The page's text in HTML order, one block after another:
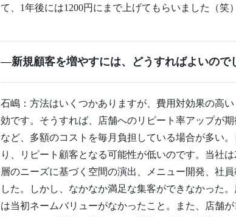
て、1年後には1200円にまで上げてもらいました（笑）
―新規顧客を増やすには、どうすればよいので
石嶋：方法はいくつかありますが、費用対効果の高
効です。そうすれば、店舗へのリピート率アップが
など、多額のコストを毎月負担している場合が多い
り、リピート顧客となる可能性が低いのです。当社
層のニーズに基づく空間の演出、メニュー開発、社
した。しかし、なかなか満足な集客ができなかった
は当初ネームバリューがなかったこと。また、店舗